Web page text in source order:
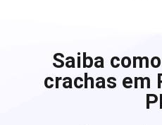
Saiba
crachas em